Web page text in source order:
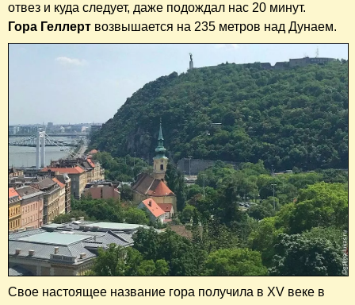
отвез и куда следует, даже подождал нас 20 минут.
Гора Геллерт возвышается на 235 метров над Дунаем.
Свое настоящее название гора получила в XV веке в